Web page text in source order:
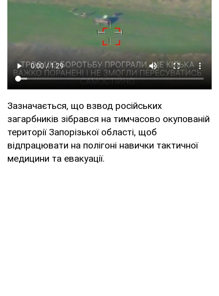
Зазначається, що взвод російських
загарбників зібрався на тимчасово окупованій
території Запорізької області, щоб
відпрацювати на полігоні навички тактичної
медицини та евакуації.